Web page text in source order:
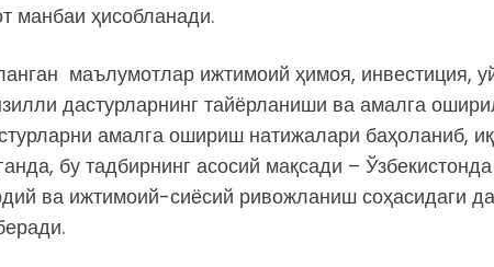
манбаи ҳисобланади.
маълумотлар ижтимоий ҳимоя, инвестиция,
дастурларнинг тайёрланиши ва амалга
амалга ошириш натижалари баҳоланиб,
бу тадбирнинг асосий мақсади –
ва ижтимоий-сиёсий ривожланиш соҳасидаги